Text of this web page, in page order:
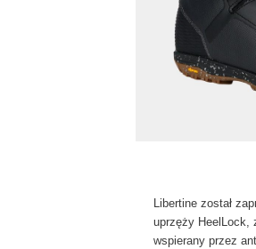
Libertine został
uprzęży HeelLock,
wspierany przez